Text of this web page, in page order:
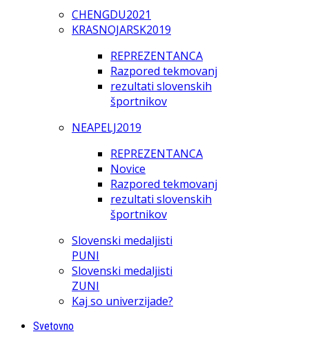
CHENGDU2021
KRASNOJARSK2019
REPREZENTANCA
Razpored tekmovanj
rezultati slovenskih
športnikov
NEAPELJ2019
REPREZENTANCA
Novice
Razpored tekmovanj
rezultati slovenskih
športnikov
Slovenski medaljisti
PUNI
Slovenski medaljisti
ZUNI
Kaj so univerzijade?
Svetovno